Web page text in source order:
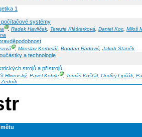
1
počítačové systémy
Ⓖ, Radek Havlíček, Terezie Klášterková, Daniel Koc, Miloš
Ⓖ, Miroslav Korbelář, Bogdan Radović, Jakub Staněk
a technologie
strojů a přístrojů
Hlinovský, Pavel KobrleⒼ, Tomáš Košťál, Ondřej Lipčák,
Zedník